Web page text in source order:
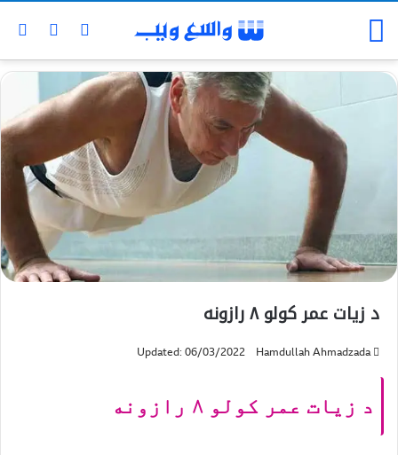
د زیات عمر کولو ۸ رازونه
Hamdullah Ahmadzada
Updated: 06/03/2022
د زیات عمر کولو ۸ رازونه